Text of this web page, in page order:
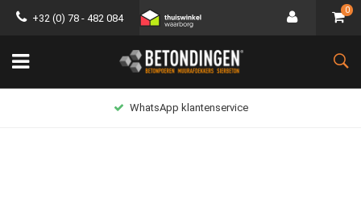
+32 (0) 78 - 482 084
0
Lage verzendkosten